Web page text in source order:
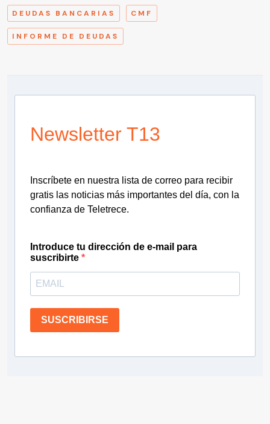
DEUDAS BANCARIAS CMF
INFORME DE DEUDAS
Newsletter T13
Inscríbete en nuestra lista de correo para recibir
gratis las noticias más importantes del día, con la
confianza de Teletrece.
Introduce tu dirección de e-mail para
suscribirte
SUSCRIBIRSE